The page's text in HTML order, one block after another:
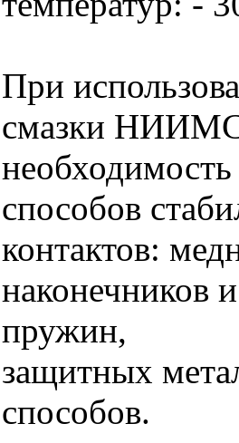
При
смазки
способов
контактов:
наконечников
пружин,
защитных
способов.